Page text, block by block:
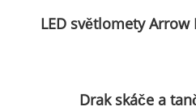
LED světlomety Arrow
Drak skáče a